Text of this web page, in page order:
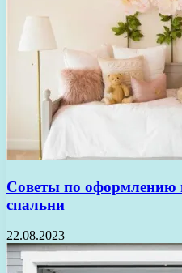
Советы по оформлению
спальни
22.08.2023